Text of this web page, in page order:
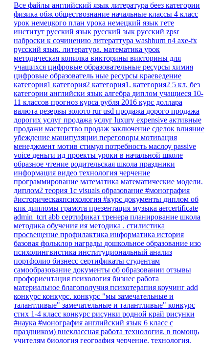
Все файлы английский язык литература беез категории
физика обж обществознание начальные классы 4 класс
урок немецкого план урока немецкий язык гете
институт русский язык русский зык русский zpsr
наброски к сочинению литераттура washburn n4 axe-fx
русский язык. литература. математика урок
методическая копилка викторины викторины для
учащихся цифровые образовательные ресурсы химия
цифровые образователь ные ресурсы краеведение
категория1 категория2 категория1. категория2 5 кл. без
категории английски язык алгебра диплом учащиеся 10-
11 классов прогноз курса рубля 2016 курс доллара
валюта резервы золото rurusd продажа дорого продажа
дорогих услуг продажа услуг luxury expensive активные
продажи мастерство продаж заключение сделок влияние
убеждение манипуляции переговоры мотивация
менеджмент мотив стимул потребность маслоу passive
voice деньги ид проекты уроки в начальной школе
образное чтение родительская школа праздники
информация видео технология черчение
программирование математика математические модели.
диплом2 теория 1с visuals образование #монография
#историческаяпсихология #курс документы диплом об
кпк дипломы грамота презентация музыка aercertificate
admin_tcrt abb сертификат тренера планирование школа
методика обучения ия методика . стилистика
просвещение профилактика информатика история
базовая фольклор награды дошкольное образование изо
психолингвистика институциональный анализ
портфолио бизнесс сертификаты студентам
самообразование документы об образовании отзывы
профориентация психология бизнес работа
материальное благополучия психотерапия коучинг add
конкурс конкурс. конкурс "мы замечательные и
талантливые" замечательные и талантливые" конкурс
стих 1-4 класс конкурс рисунки родной край рисунки
#наука #монография английский язык 6 класс с
праздником) внеклассная работа технология. в помощь
учителям биология география черчение. технология.